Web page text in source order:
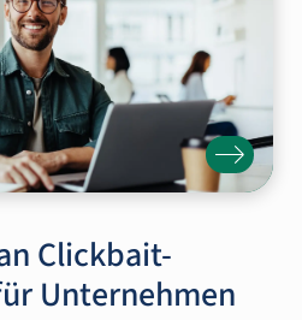
Clickbait-
Unternehmen